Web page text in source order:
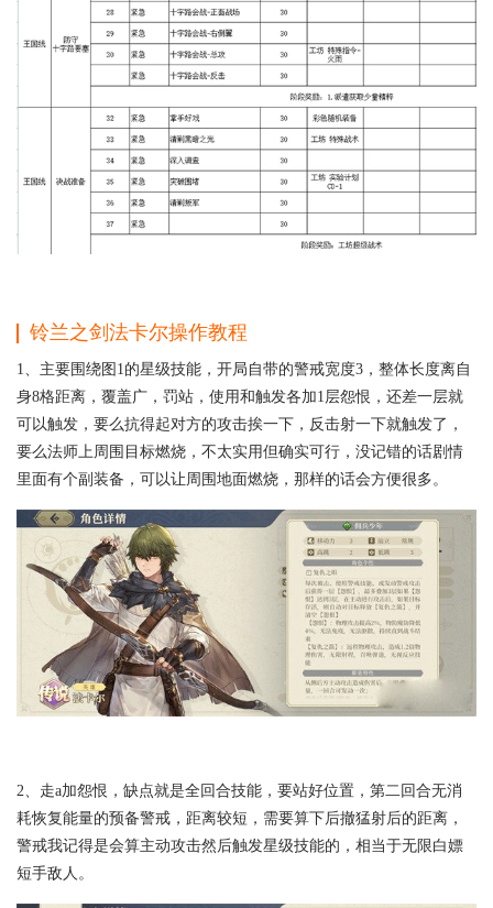
铃兰之剑法卡尔操作教程
1、主要围绕图1的星级技能，开局自带的警戒宽度3，整体长度离自
身8格距离，覆盖广，罚站，使用和触发各加1层怨恨，还差一层就
可以触发，要么抗得起对方的攻击挨一下，反击射一下就触发了，
要么法师上周围目标燃烧，不太实用但确实可行，没记错的话剧情
里面有个副装备，可以让周围地面燃烧，那样的话会方便很多。
2、走a加怨恨，缺点就是全回合技能，要站好位置，第二回合无消
耗恢复能量的预备警戒，距离较短，需要算下后撤猛射后的距离，
警戒我记得是会算主动攻击然后触发星级技能的，相当于无限白嫖
短手敌人。